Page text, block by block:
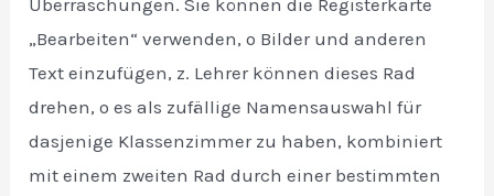
„Bearbeiten“ verwenden, o Bilder und anderen
Text einzufügen, z. Lehrer können dieses Rad
drehen, o es als zufällige Namensauswahl für
dasjenige Klassenzimmer zu haben, kombiniert
mit einem zweiten Rad durch einer bestimmten